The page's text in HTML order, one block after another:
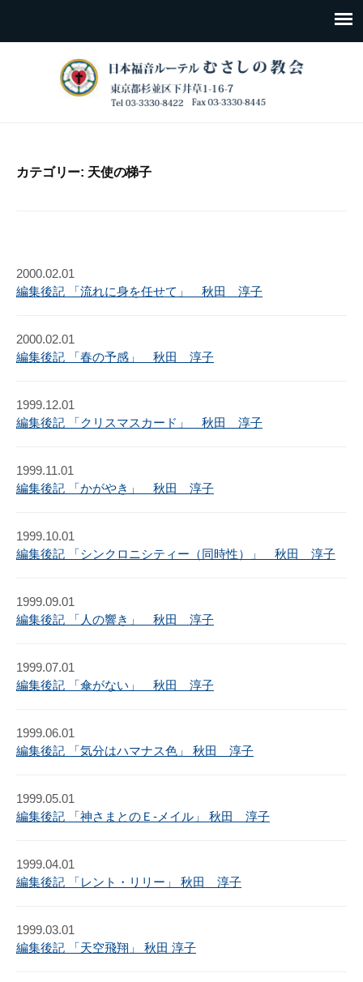
カテゴリー: 天使の梯子
2000.02.01
編集後記 「流れに身を任せて」 秋田 淳子
2000.02.01
編集後記 「春の予感」 秋田 淳子
1999.12.01
編集後記 「クリスマスカード」 秋田 淳子
1999.11.01
編集後記 「かがやき」 秋田 淳子
1999.10.01
編集後記 「シンクロニシティー（同時性）」 秋田 淳子
1999.09.01
編集後記 「人の響き」 秋田 淳子
1999.07.01
編集後記 「傘がない」 秋田 淳子
1999.06.01
編集後記 「気分はハマナス色」 秋田 淳子
1999.05.01
編集後記 「神さまとのＥ-メイル」 秋田 淳子
1999.04.01
編集後記 「レント・リリー」 秋田 淳子
1999.03.01
編集後記 「天空飛翔」 秋田 淳子